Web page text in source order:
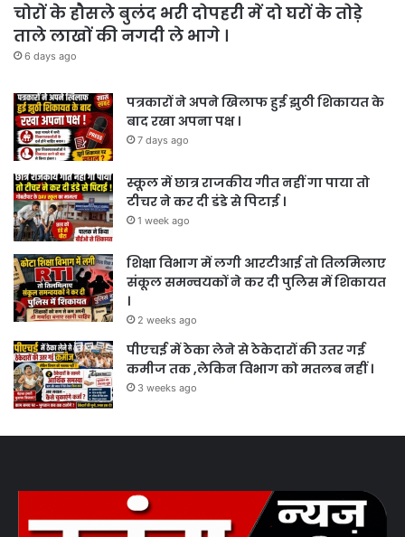
चोरों के हौसले बुलंद भरी दोपहरी में दो घरों के तोड़े
ताले लाखों की नगदी ले भागे ।
6 days ago
पत्रकारों ने अपने खिलाफ हुई झुठी शिकायत के
बाद रखा अपना पक्ष ।
7 days ago
स्कूल में छात्र राजकीय गीत नहीं गा पाया तो
टीचर ने कर दी डंडे से पिटाई ।
1 week ago
शिक्षा विभाग में लगी आरटीआई तो तिलमिलाए
संकूल समन्वयकों ने कर दी पुलिस में शिकायत
।
2 weeks ago
पीएचई में ठेका लेने से ठेकेदारों की उतर गई
कमीज तक ,लेकिन विभाग को मतलब नहीं ।
3 weeks ago